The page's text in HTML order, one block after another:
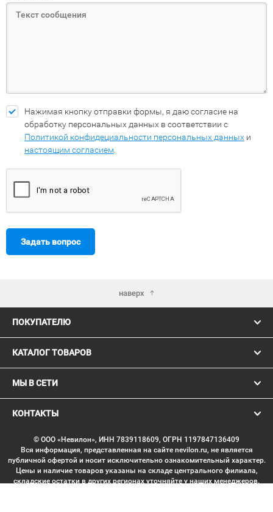
Нажимая кнопку отправки формы, я даю согласие на
обработку персональных данных в соответствии с
Политикой конфидециальности персональных данных и
настоящим согласием
Задать вопрос
наверх
ПОКУПАТЕЛЮ
КАТАЛОГ ТОВАРОВ
МЫ В СЕТИ
КОНТАКТЫ
© ООО «Невилон», ИНН 7839118609, ОГРН 1197847136409
Вся информация, представленная на сайте nevilon.ru, не является
публичной офертой и носит исключительно ознакомительный характер.
Цены и наличие товаров указаны на складе центрального филиала,
складские остатки в других регионах уточняйте у наших менеджеров.